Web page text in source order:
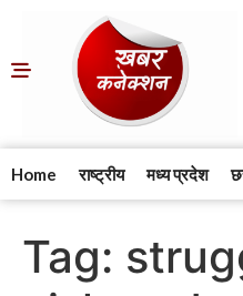
Home राष्ट्रीय मध्य प्रदेश
Tag: